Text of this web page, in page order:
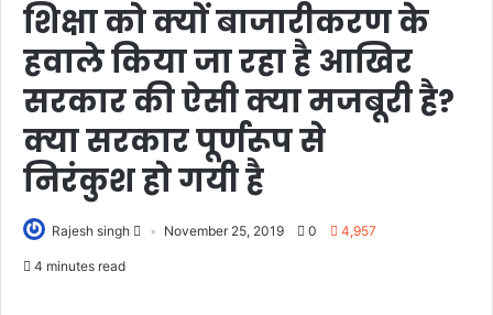
शिक्षा को क्यों बाजारीकरण के
हवाले किया जा रहा है आखिर
सरकार की ऐसी क्या मजबूरी है?
क्या सरकार पूर्णरूप से
निरंकुश हो गयी है
Rajesh singh November 25, 2019 0 4,957
4 minutes read